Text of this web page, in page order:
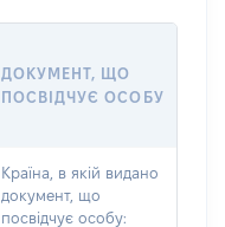
ДОКУМЕНТ, ЩО
ПОСВІДЧУЄ ОСОБУ
Країна, в якій видано
документ, що
посвідчує особу: